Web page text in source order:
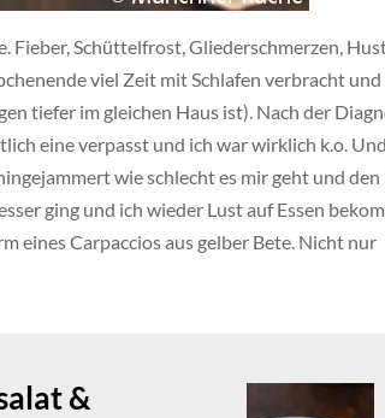
Fieber, Schüttelfrost, Gliederschmerzen,
viel Zeit mit Schlafen verbracht und
tiefer im gleichen Haus ist). Nach der
eine verpasst und ich war wirklich k.o.
wie schlecht es mir geht und den
ging und ich wieder Lust auf Essen
eines Carpaccios aus gelber Bete. Nicht nur
&